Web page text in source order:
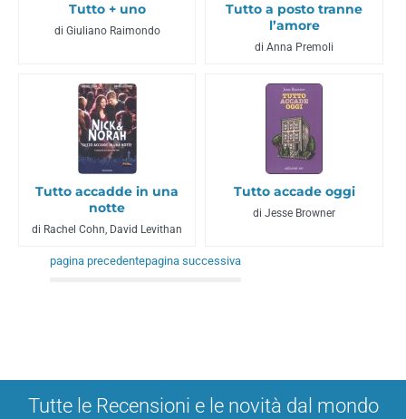
Tutto + uno
di Giuliano Raimondo
Tutto a posto tranne
l’amore
di Anna Premoli
Tutto accadde in una
notte
di Rachel Cohn, David Levithan
Tutto accade oggi
di Jesse Browner
pagina precedentepagina successiva
Tutte le Recensioni e le novità dal mondo